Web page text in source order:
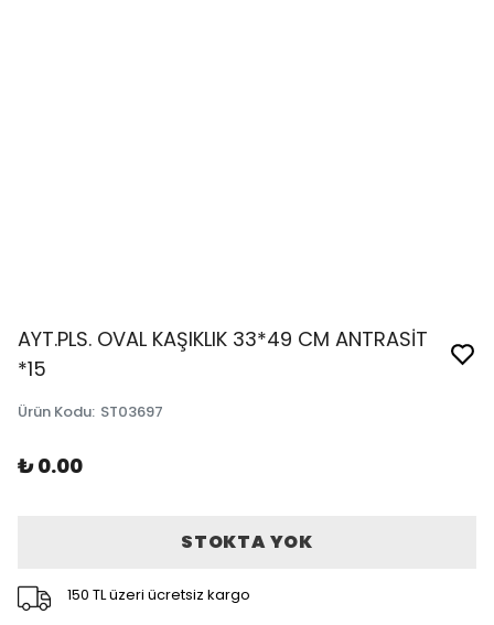
AYT.PLS. OVAL KAŞIKLIK 33*49 CM ANTRASİT
*15
Ürün Kodu: ST03697
₺ 0.00
STOKTA YOK
150 TL üzeri ücretsiz kargo